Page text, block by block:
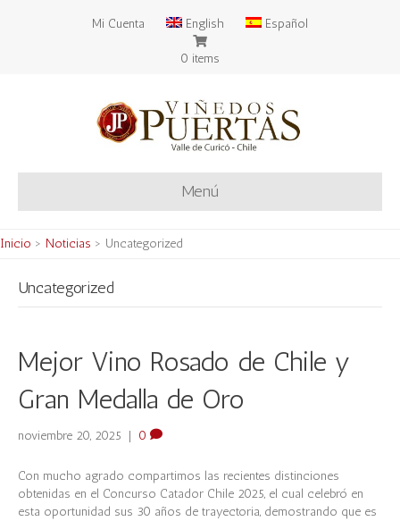
Mi Cuenta English Español
0 items
Menú
Inicio > Noticias > Uncategorized
Uncategorized
Mejor Vino Rosado de Chile y
Gran Medalla de Oro
noviembre 20, 2025 | 0
Con mucho agrado compartimos las recientes distinciones
obtenidas en el Concurso Catador Chile 2025, el cual celebró en
esta oportunidad sus 30 años de trayectoria, demostrando que es